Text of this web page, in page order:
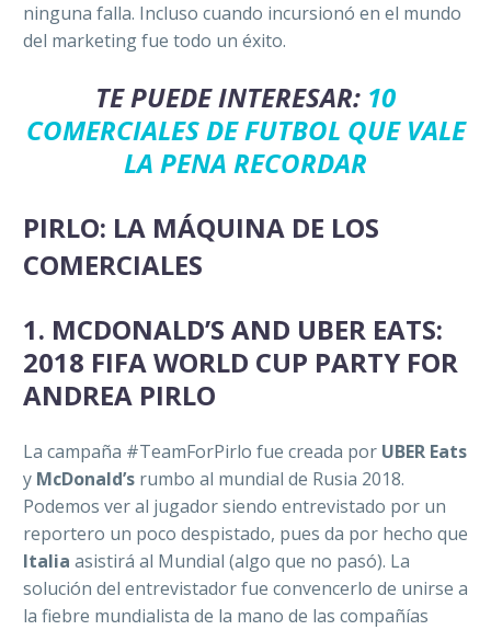
ninguna falla. Incluso cuando incursionó en el mundo
del marketing fue todo un éxito.
TE PUEDE INTERESAR: 10
COMERCIALES DE FUTBOL QUE VALE
LA PENA RECORDAR
PIRLO: LA MÁQUINA DE LOS
COMERCIALES
1. MCDONALD’S AND UBER EATS:
2018 FIFA WORLD CUP PARTY FOR
ANDREA PIRLO
La campaña #TeamForPirlo fue creada por UBER Eats
y McDonald’s rumbo al mundial de Rusia 2018.
Podemos ver al jugador siendo entrevistado por un
reportero un poco despistado, pues da por hecho que
Italia asistirá al Mundial (algo que no pasó). La
solución del entrevistador fue convencerlo de unirse a
la fiebre mundialista de la mano de las compañías